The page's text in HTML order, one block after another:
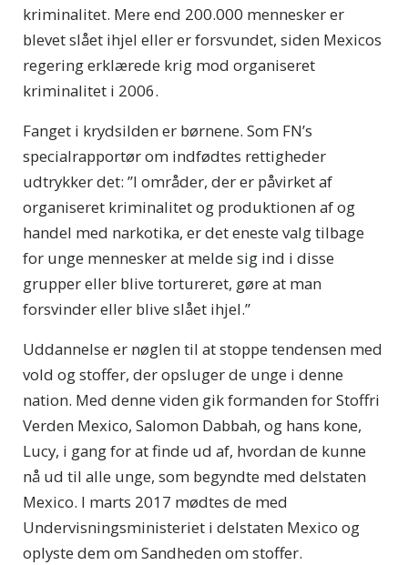
kriminalitet. Mere end 200.000 mennesker er
blevet slået ihjel eller er forsvundet, siden Mexicos
regering erklærede krig mod organiseret
kriminalitet i 2006.
Fanget i krydsilden er børnene. Som FN’s
specialrapportør om indfødtes rettigheder
udtrykker det: ”I områder, der er påvirket af
organiseret kriminalitet og produktionen af og
handel med narkotika, er det eneste valg tilbage
for unge mennesker at melde sig ind i disse
grupper eller blive tortureret, gøre at man
forsvinder eller blive slået ihjel.”
Uddannelse er nøglen til at stoppe tendensen med
vold og stoffer, der opsluger de unge i denne
nation. Med denne viden gik formanden for Stoffri
Verden Mexico, Salomon Dabbah, og hans kone,
Lucy, i gang for at finde ud af, hvordan de kunne
nå ud til alle unge, som begyndte med delstaten
Mexico. I marts 2017 mødtes de med
Undervisningsministeriet i delstaten Mexico og
oplyste dem om Sandheden om stoffer.